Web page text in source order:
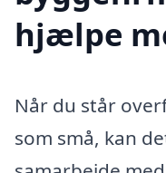
hjælpe
Når du står
som små, kan